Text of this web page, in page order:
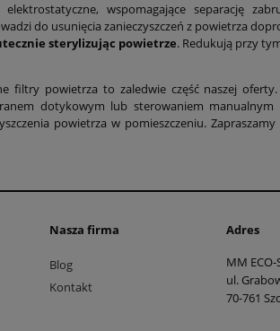
wspomagające separację
do usunięcia zanieczyszczeń z powietrza
sterylizując powietrze. Redukują przy
filtry powietrza to zaledwie część naszej
dotykowym lub sterowaniem manualnym
powietrza w pomieszczeniu.
Nasza firma
Blog
Kontakt
Adres
MM ECO-
ul.
70-761